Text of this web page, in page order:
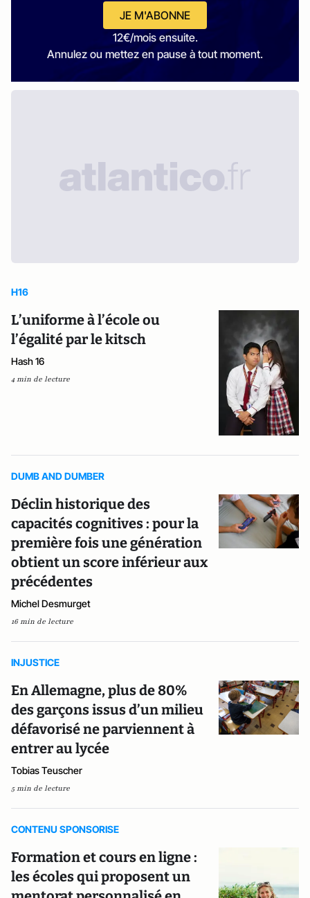
JE M'ABONNE
12€/mois ensuite.
Annulez ou mettez en pause à tout moment.
H16
L’uniforme à l’école ou
l’égalité par le kitsch
Hash 16
4 min de lecture
DUMB AND DUMBER
Déclin historique des
capacités cognitives : pour la
première fois une génération
obtient un score inférieur aux
précédentes
Michel Desmurget
16 min de lecture
INJUSTICE
En Allemagne, plus de 80%
des garçons issus d’un milieu
défavorisé ne parviennent à
entrer au lycée
Tobias Teuscher
5 min de lecture
CONTENU SPONSORISE
Formation et cours en ligne :
les écoles qui proposent un